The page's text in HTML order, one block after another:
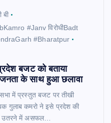
बी
#Janv विरोधीBadt
#Bharatpur
बजट को बताया
जनता के साथ हुआ छलावा
में प्रस्तुत बजट पर तीखी
गुलाब कमरो ने इसे प्रदेश की
उतरने में असफल…